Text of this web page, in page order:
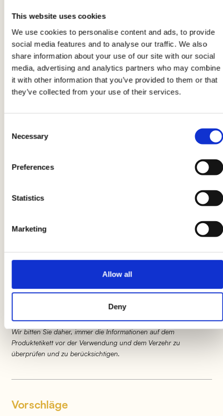
This website uses cookies
We use cookies to personalise content and ads, to provide
social media features and to analyse our traffic. We also
share information about your use of our site with our social
media, advertising and analytics partners who may combine
it with other information that you’ve provided to them or that
they’ve collected from your use of their services.
Selection
Necessary
Preferences
Statistics
Marketing
Allow all
Deny
Panade während des Kochens nicht vom Fleisch
3
Legen Sie nun die Kaninchenkoteletts in die
Semmelbrösel und drücken Sie leicht mit den
wenn es gut heiß ist, braten Sie die panierten
knusprig und goldbraun sind.
4
auch imOfen
20/25 Minuten.
vorübergehend zu Abweichungen zwischen den Informationen
auf dieser Seite und denen auf dem Produktetikett führen können.
Wir bitten Sie daher, immer die Informationen auf dem
Produktetikett vor der Verwendung und dem Verzehr zu
überprüfen und zu berücksichtigen.
Vorschläge